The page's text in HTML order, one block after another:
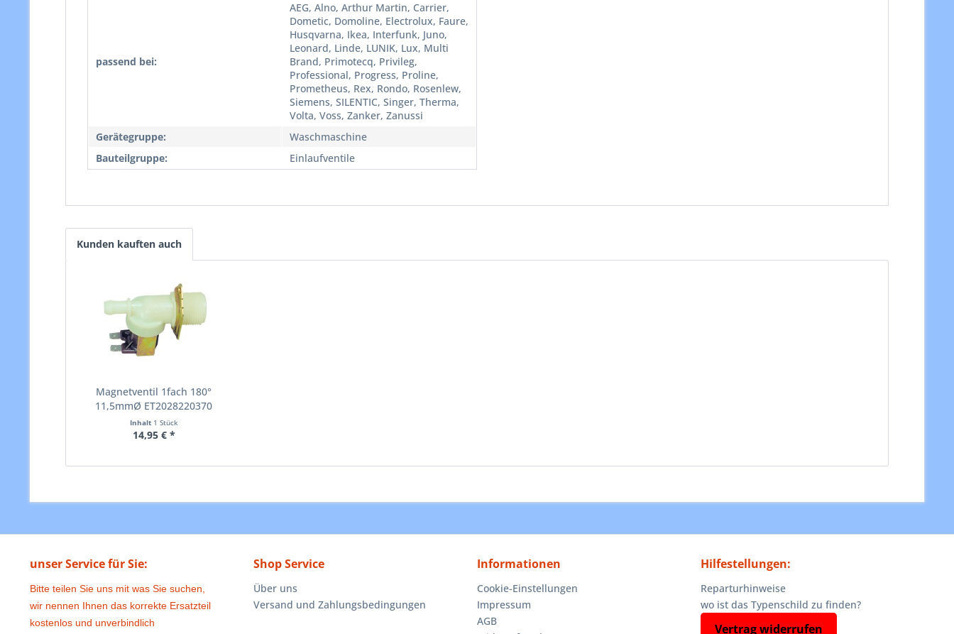
passend bei:
AEG, Alno, Arthur Martin, Carrier,
Dometic, Domoline, Electrolux, Faure,
Husqvarna, Ikea, Interfunk, Juno,
Leonard, Linde, LUNIK, Lux, Multi
Brand, Primotecq, Privileg,
Professional, Progress, Proline,
Prometheus, Rex, Rondo, Rosenlew,
Siemens, SILENTIC, Singer, Therma,
Volta, Voss, Zanker, Zanussi
Gerätegruppe:
Waschmaschine
Bauteilgruppe:
Einlaufventile
Kunden kauften auch
Magnetventil 1fach 180°
11,5mmØ ET2028220370
Inhalt 1 Stück
14,95 € *
unser Service für Sie:
Bitte teilen Sie uns mit was Sie suchen,
wir nennen Ihnen das korrekte Ersatzteil
kostenlos und unverbindlich
Shop Service
Über uns
Versand und Zahlungsbedingungen
Informationen
Cookie-Einstellungen
Impressum
AGB
Hilfestellungen:
Reparturhinweise
wo ist das Typenschild zu finden?
Vertrag widerrufen